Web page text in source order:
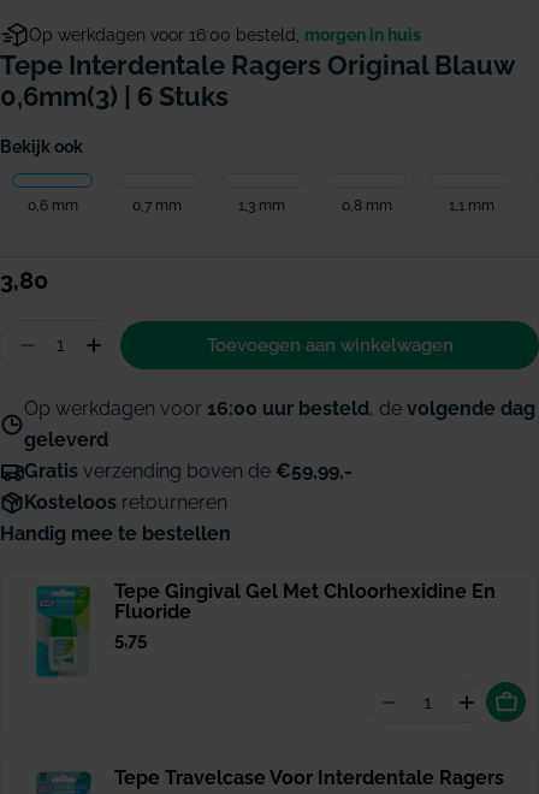
Op werkdagen voor 16:00 besteld, morgen in huis
Tepe Interdentale Ragers Original Blauw
0,6mm(3) | 6 Stuks
Bekijk ook
0,6 mm 0,7 mm 1,3 mm 0,8 mm 1,1 mm
Normale
3,80
Hoeveelheid
Aantal verminderen voor TePe Interdentale
Hoeveelheid verhogen voor TePe
Toevoegen aan winkelwagen
Op werkdagen voor 16:00 uur besteld, de volgende dag
geleverd
Gratis verzending boven de €59,99,-
Kosteloos retourneren
Handig mee te bestellen
Tepe Gingival Gel Met Chloorhexidine En
Fluoride
Normale
5,75
Aantal
Tepe Travelcase Voor Interdentale Ragers